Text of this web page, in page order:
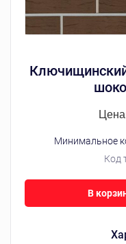
Код
Минимальное
В